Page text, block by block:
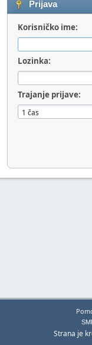
Prijava
Korisničko ime:
Lozinka:
Trajanje prijave:
Strana je